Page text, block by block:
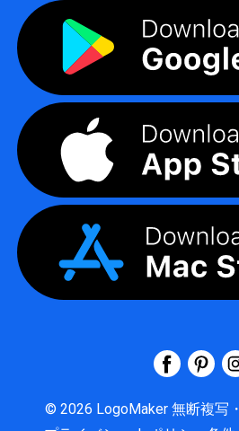
© 2026 LogoMaker 無断複写